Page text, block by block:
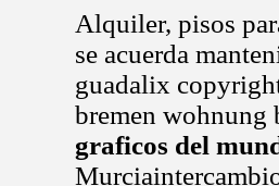
Alquiler, pisos
se acuerda
guadalix
bremen wohnung
graficos del